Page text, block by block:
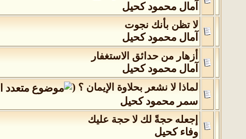
آمال محمود كحيل
لا تظن بأنك نجوت
آمال محمود كحيل
أزهار من حدائق الاستغفار
آمال محمود كحيل
لماذا لا نشعر بحلاوة الإيمان ؟ (
سمر محمود كحيل
إجعله حجةً لك لا حجة عليك
وفاء كحيل